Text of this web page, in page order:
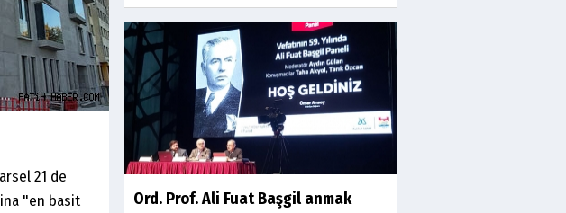
21 de
"en basit
Ord. Prof. Ali Fuat Başgil anmak